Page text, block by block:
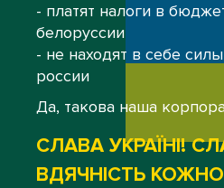
- платят налоги в
белоруссии
- не находят в себе
россии
Да, такова наша
СЛАВА УКРАЇНІ!
ВДЯЧНІСТЬ